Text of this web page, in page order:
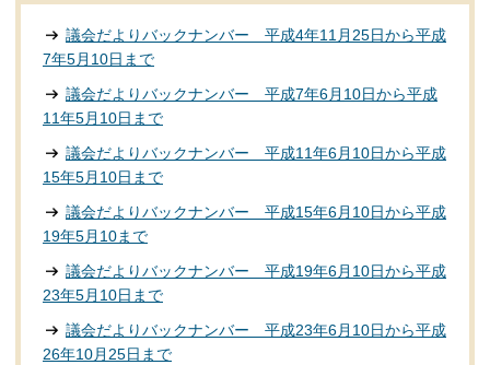
議会だよりバックナンバー 平成4年11月25日から平成
7年5月10日まで
議会だよりバックナンバー 平成7年6月10日から平成
11年5月10日まで
議会だよりバックナンバー 平成11年6月10日から平成
15年5月10日まで
議会だよりバックナンバー 平成15年6月10日から平成
19年5月10まで
議会だよりバックナンバー 平成19年6月10日から平成
23年5月10日まで
議会だよりバックナンバー 平成23年6月10日から平成
26年10月25日まで